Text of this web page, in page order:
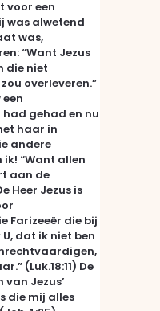
voor een
was alwetend
was,
“Want Jezus
die niet
overleveren.”
gehad en nu
haar in
andere
“Want allen
aan de
Heer Jezus is
Farizeeër die bij
dat ik niet ben
(Luk.18:11) De
Jezus’
die mij alles